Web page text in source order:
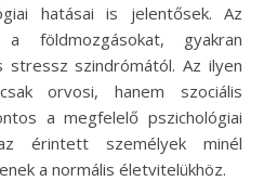
hatásai is jelentősek. Az
földmozgásokat, gyakran
stressz szindrómától. Az ilyen
orvosi, hanem szociális
a megfelelő pszichológiai
érintett személyek minél
a normális életvitelükhöz.